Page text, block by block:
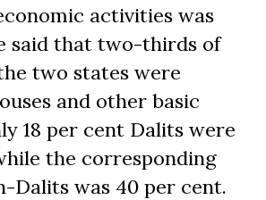
activities was
said that two-thirds of
two states were
and other basic
18 per cent Dalits were
the corresponding
Dalits was 40 per cent.